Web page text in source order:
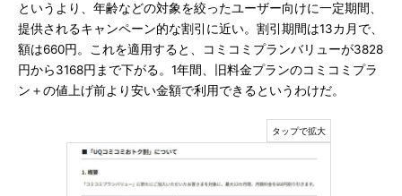
というより、年齢などの対象を絞ったユーザー向けに一定期間、
提供されるキャンペーン的な割引に近い。割引期間は13カ月で、
額は660円。これを適用すると、コミコミプランバリューが3828
円から3168円まで下がる。1年間、旧料金プランのコミコミプラ
ン＋の値上げ前より安い金額で利用できるというわけだ。